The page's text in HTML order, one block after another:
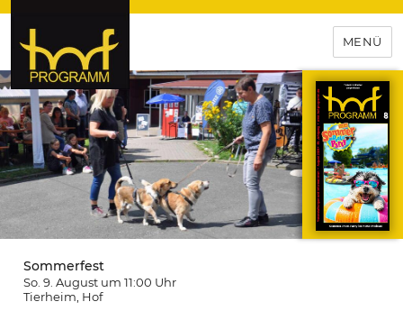
hof-programm – das
Veranstaltungsportal für
Hochfranken
MENÜ
Sommerfest
So. 9. August um 11:00 Uhr
Tierheim , Hof